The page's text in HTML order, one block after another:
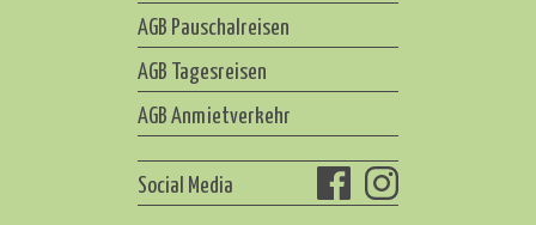
AGB Pauschalreisen
AGB Tagesreisen
AGB Anmietverkehr
Social Media